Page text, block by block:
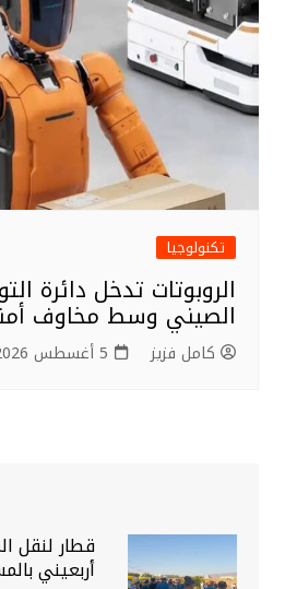
تكنولوجيا
الروبوتات تدخل دائرة
الصيني وسط مخاوف
كامل فزيز 5 أغسطس 2026
قطار لنقل
أربعيني